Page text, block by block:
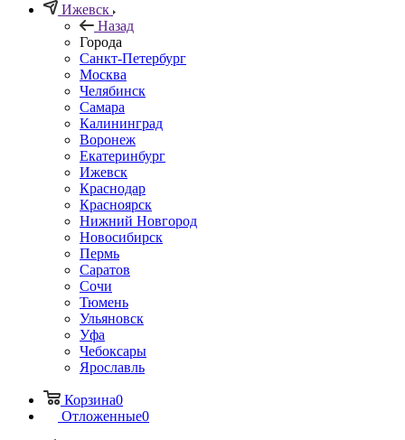
Ижевск
Назад
Города
Санкт-Петербург
Москва
Челябинск
Самара
Калининград
Воронеж
Екатеринбург
Ижевск
Краснодар
Красноярск
Нижний Новгород
Новосибирск
Пермь
Саратов
Сочи
Тюмень
Ульяновск
Уфа
Чебоксары
Ярославль
Корзина0
Отложенные0